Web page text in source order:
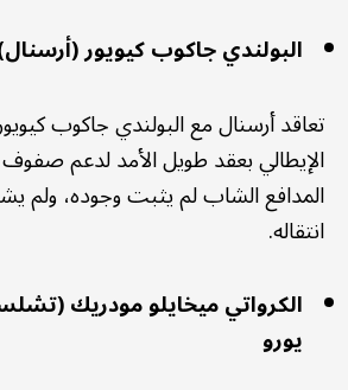
البولندي جاكوب كيويور (أرسنال): 25 مليون
تعاقد أرسنال مع البولندي جاكوب
الإيطالي بعقد طويل الأمد لدعم
المدافع الشاب لم يثبت وجوده، ولم
انتقاله.
يورو